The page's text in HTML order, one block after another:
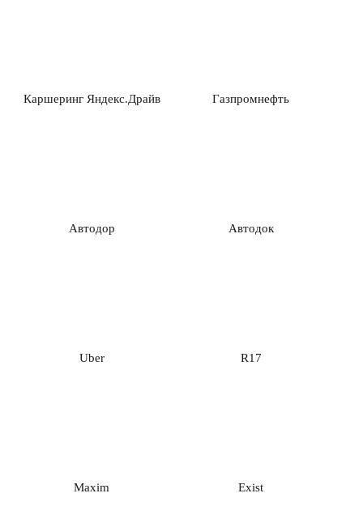
Каршеринг Яндекс.Драйв Газпромнефть
Автодор Автодок
Uber R17
Maxim Exist